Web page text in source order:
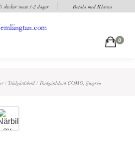
skickar inom 1-2 dagar Betala med Klarna
c 0
/ Trädgårdsbord / Trädgårdsbord COMO, ljusgrön